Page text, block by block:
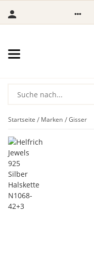
Startseite Marken Gisser